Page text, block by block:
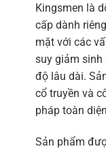
Kingsmen là
cấp dành
mặt với các
suy giảm sinh
độ lâu dài.
cổ truyền và
pháp toàn
Sản phẩm